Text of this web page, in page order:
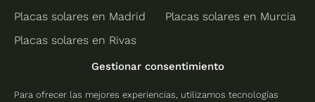
Gestionar consentimiento
Para ofrecer las mejores experiencias, utilizamos tecnologías
Placas solares en Madrid
Placas solares en Rivas
Placas solares en Murcia